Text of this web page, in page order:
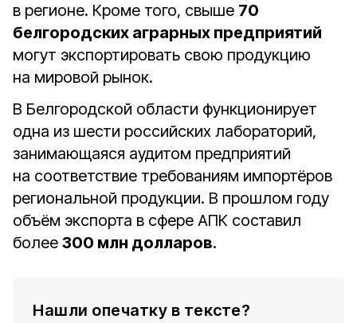
в регионе. Кроме того, свыше 70
белгородских аграрных предприятий
могут экспортировать свою продукцию
на мировой рынок.
В Белгородской области функционирует
одна из шести российских лабораторий,
занимающаяся аудитом предприятий
на соответствие требованиям импортёров
региональной продукции. В прошлом году
объём экспорта в сфере АПК составил
более 300 млн долларов.
Нашли опечатку в тексте?